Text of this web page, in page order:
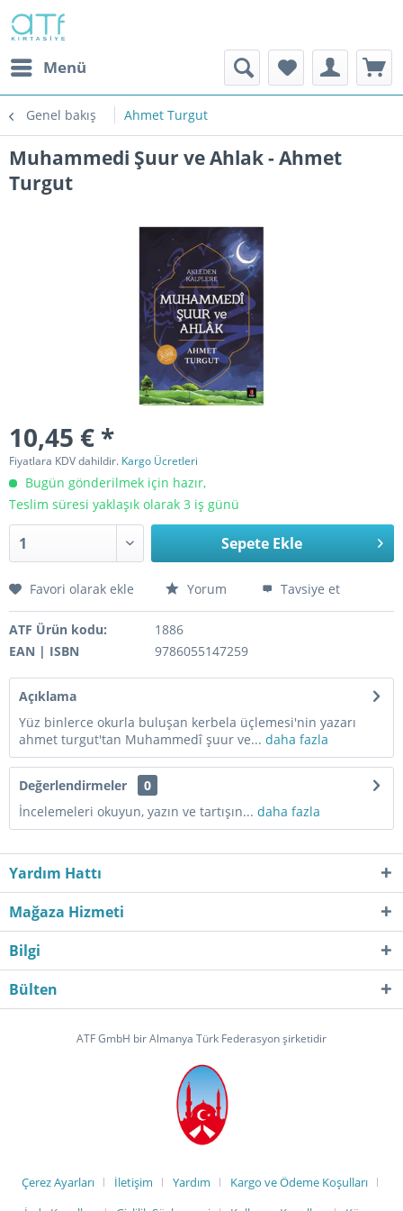
Menü
Genel bakış Ahmet Turgut
Muhammedi Şuur ve Ahlak - Ahmet
Turgut
10,45 € *
Fiyatlara KDV dahildir. Kargo Ücretleri
Bugün gönderilmek için hazır,
Teslim süresi yaklaşık olarak 3 iş günü
Sepete Ekle
Favori olarak ekle Yorum Tavsiye et
ATF Ürün kodu:
1886
EAN | ISBN
9786055147259
Açıklama
Yüz binlerce okurla buluşan kerbela üçlemesi'nin yazarı
ahmet turgut'tan Muhammedî şuur ve... daha fazla
Değerlendirmeler
0
İncelemeleri okuyun, yazın ve tartışın... daha fazla
Yardım Hattı
Mağaza Hizmeti
Bilgi
Bülten
ATF GmbH bir Almanya Türk Federasyon şirketidir
Çerez Ayarları İletişim Yardım
Kargo ve Ödeme Koşulları